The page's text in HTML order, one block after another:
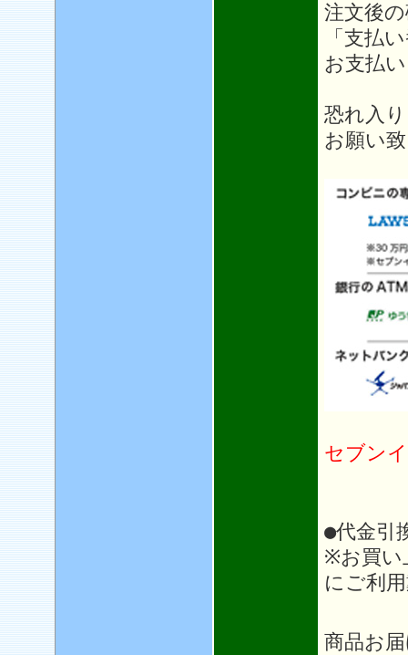
注文後
「支払
お支払
恐れ入
お願い
セブン
●代金引
※お買い
にご利
商品お